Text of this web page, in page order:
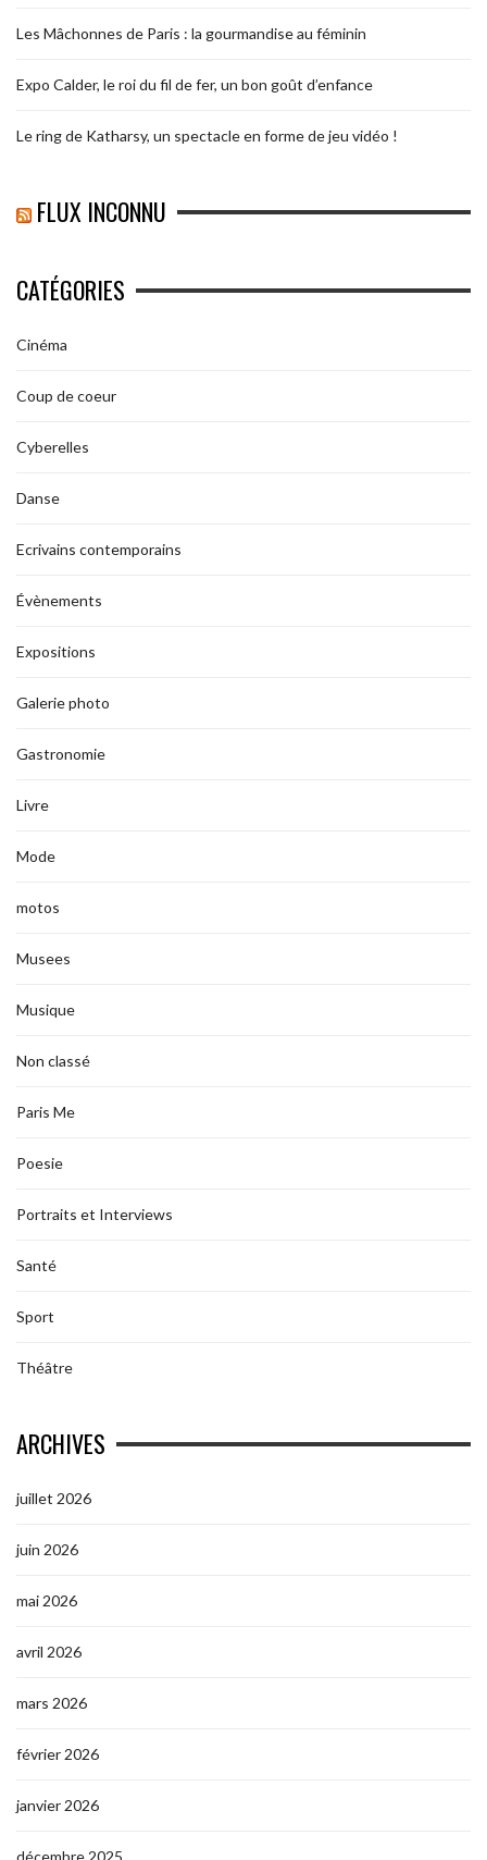
Les Mâchonnes de Paris : la gourmandise au féminin
Expo Calder, le roi du fil de fer, un bon goût d’enfance
Le ring de Katharsy, un spectacle en forme de jeu vidéo !
FLUX INCONNU
CATÉGORIES
Cinéma
Coup de coeur
Cyberelles
Danse
Ecrivains contemporains
Évènements
Expositions
Galerie photo
Gastronomie
Livre
Mode
motos
Musees
Musique
Non classé
Paris Me
Poesie
Portraits et Interviews
Santé
Sport
Théâtre
ARCHIVES
juillet 2026
juin 2026
mai 2026
avril 2026
mars 2026
février 2026
janvier 2026